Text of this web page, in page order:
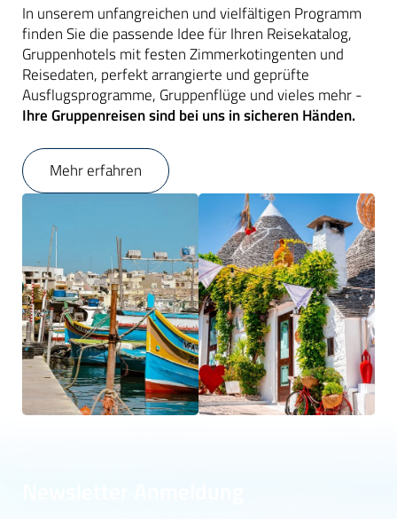
In unserem unfangreichen und vielfältigen Programm
finden Sie die passende Idee für Ihren Reisekatalog,
Gruppenhotels mit festen Zimmerkotingenten und
Reisedaten, perfekt arrangierte und geprüfte
Ausflugsprogramme, Gruppenflüge und vieles mehr -
Ihre Gruppenreisen sind bei uns in sicheren Händen.
Mehr erfahren